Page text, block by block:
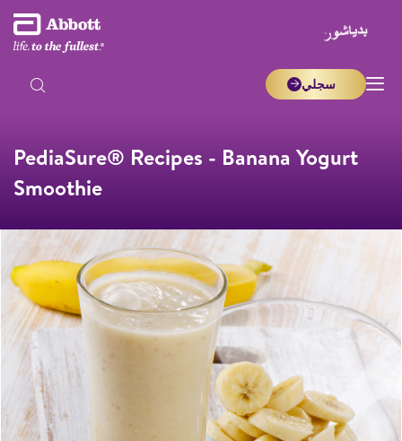
سجلي
PediaSure® Recipes - Banana Yogurt
Smoothie